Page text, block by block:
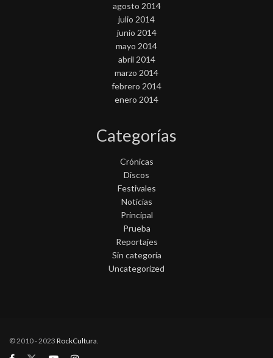
agosto 2014
julio 2014
junio 2014
mayo 2014
abril 2014
marzo 2014
febrero 2014
enero 2014
Categorías
Crónicas
Discos
Festivales
Noticias
Principal
Prueba
Reportajes
Sin categoría
Uncategorized
© 2010 - 2023 RockCultura.